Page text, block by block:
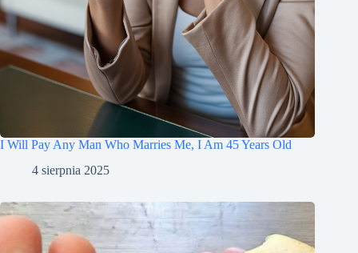
I Will Pay Any Man Who Marries Me, I Am 45 Years Old
4 sierpnia 2025